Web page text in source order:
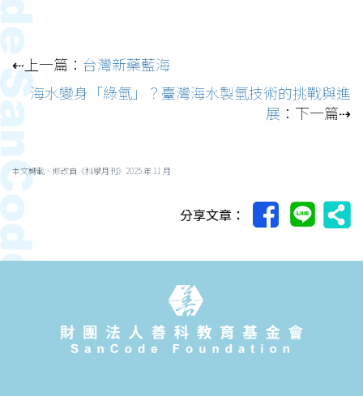
⇠上一篇： 台灣新藥藍海
海水變身「綠氫」？臺灣海水製氫技術的挑戰與進
展 ：下一篇⇢
本文轉載、修改自《科學月刊》2025 年 11 月
分享文章：